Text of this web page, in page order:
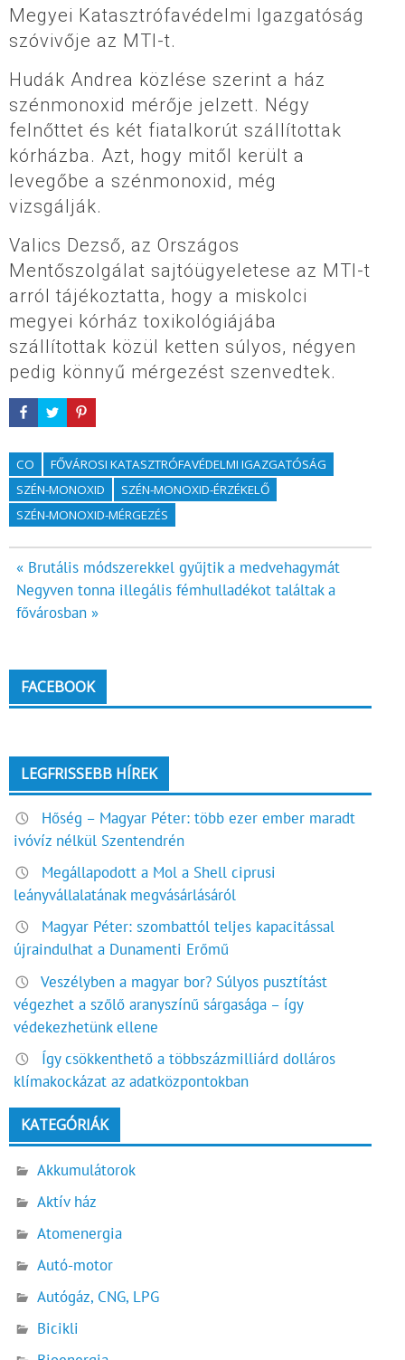
Megyei Katasztrófavédelmi Igazgatóság
szóvivője az MTI-t.
Hudák Andrea közlése szerint a ház
szénmonoxid mérője jelzett. Négy
felnőttet és két fiatalkorút szállítottak
kórházba. Azt, hogy mitől került a
levegőbe a szénmonoxid, még
vizsgálják.
Valics Dezső, az Országos
Mentőszolgálat sajtóügyeletese az MTI-t
arról tájékoztatta, hogy a miskolci
megyei kórház toxikológiájába
szállítottak közül ketten súlyos, négyen
pedig könnyű mérgezést szenvedtek.
CO
FŐVÁROSI KATASZTRÓFAVÉDELMI IGAZGATÓSÁG
SZÉN-MONOXID
SZÉN-MONOXID-ÉRZÉKELŐ
SZÉN-MONOXID-MÉRGEZÉS
Bejegyzés
navigáció
« Brutális módszerekkel gyűjtik a medvehagymát
Negyven tonna illegális fémhulladékot találtak a
fővárosban »
FACEBOOK
LEGFRISSEBB HÍREK
Hőség – Magyar Péter: több ezer ember maradt
ivóvíz nélkül Szentendrén
Megállapodott a Mol a Shell ciprusi
leányvállalatának megvásárlásáról
Magyar Péter: szombattól teljes kapacitással
újraindulhat a Dunamenti Erőmű
Veszélyben a magyar bor? Súlyos pusztítást
végezhet a szőlő aranyszínű sárgasága – így
védekezhetünk ellene
Így csökkenthető a többszázmilliárd dolláros
klímakockázat az adatközpontokban
KATEGÓRIÁK
Akkumulátorok
Aktív ház
Atomenergia
Autó-motor
Autógáz, CNG, LPG
Bicikli